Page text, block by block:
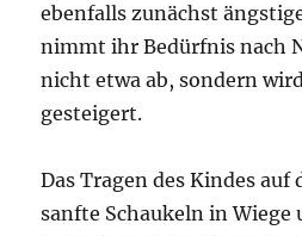
ebenfalls zunächst
nimmt ihr Bedürfnis nach
nicht etwa ab, sondern
gesteigert.
Das Tragen des Kindes auf
sanfte Schaukeln in Wiege